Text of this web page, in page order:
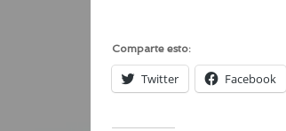
Comparte esto:
Twitter Facebook